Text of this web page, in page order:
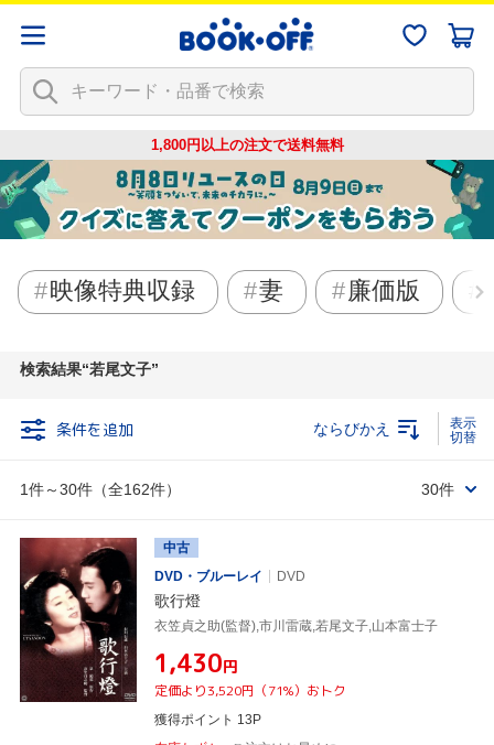
1,800円以上の注文で送料無料
映像特典収録 妻 廉価版
検索結果 若尾文子
条件を追加
1件～30件（全162件）
ならびかえ
30件
中古
DVD・ブルーレイ
DVD
歌行燈
衣笠貞之助(監督),市川雷蔵,若尾文子,山本富士子
¥1,430円
定価より3,520円（71%）おトク
獲得ポイント 13P